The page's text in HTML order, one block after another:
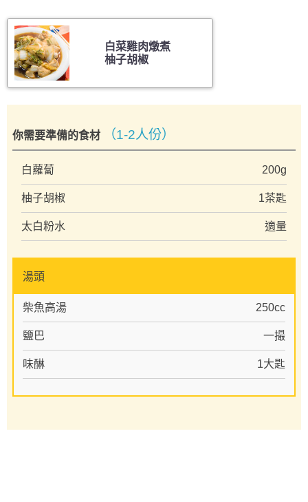
白菜雞肉燉煮
柚子胡椒
你需要準備的食材 （1-2人份）
白蘿蔔 200g
柚子胡椒 1茶匙
太白粉水 適量
湯頭
柴魚高湯 250cc
鹽巴 一撮
味醂 1大匙